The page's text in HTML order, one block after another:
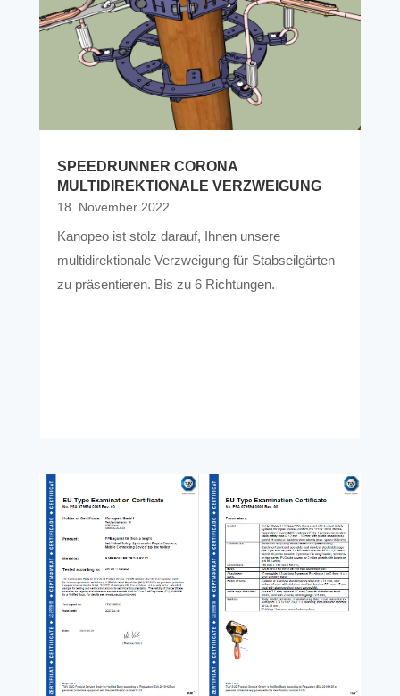
SPEEDRUNNER CORONA
MULTIDIREKTIONALE VERZWEIGUNG
18. November 2022
Kanopeo ist stolz darauf, Ihnen unsere
multidirektionale Verzweigung für Stabseilgärten
zu präsentieren. Bis zu 6 Richtungen.